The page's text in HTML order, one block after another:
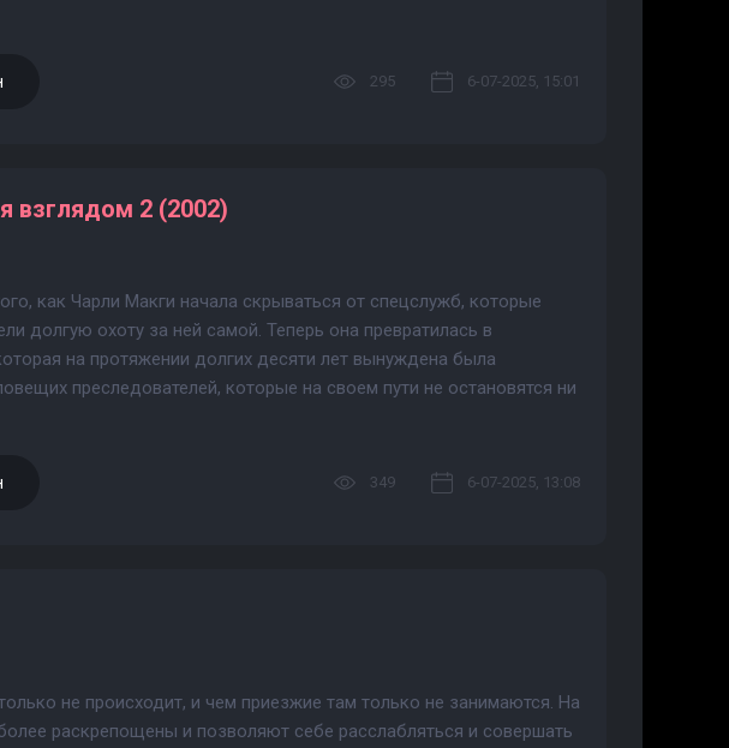
295 6-07-2025, 15:01
взглядом 2 (2002)
как Чарли Макги начала скрываться от спецслужб, которые
долгую охоту за ней самой. Теперь она превратилась в
на протяжении долгих десяти лет вынуждена была
преследователей, которые на своем пути не остановятся ни
349 6-07-2025, 13:08
не происходит, и чем приезжие там только не занимаются. На
раскрепощены и позволяют себе расслабляться и совершать